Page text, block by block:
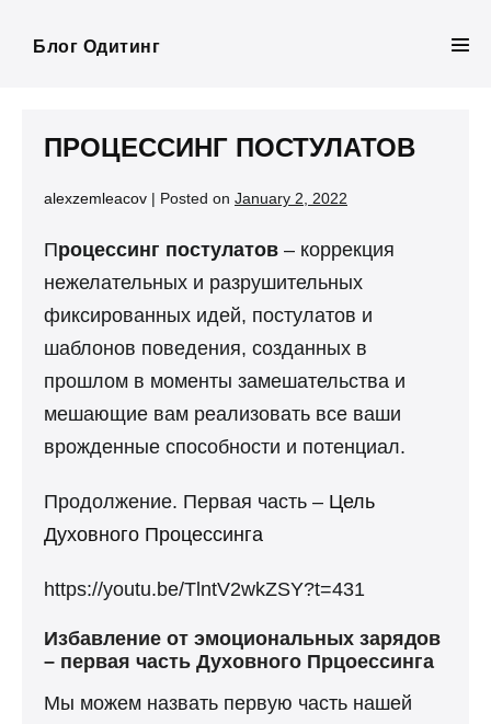
Блог Одитинг
ПРОЦЕССИНГ ПОСТУЛАТОВ
alexzemleacov | Posted on January 2, 2022
Процессинг постулатов – коррекция
нежелательных и разрушительных
фиксированных идей, постулатов и
шаблонов поведения, созданных в
прошлом в моменты замешательства и
мешающие вам реализовать все ваши
врожденные способности и потенциал.
Продолжение. Первая часть – Цель
Духовного Процессинга
https://youtu.be/TlntV2wkZSY?t=431
Избавление от эмоциональных зарядов
– первая часть Духовного Прцоессинга
Мы можем назвать первую часть нашей